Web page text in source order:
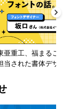
亜重工、福まるご
当された書体デザ